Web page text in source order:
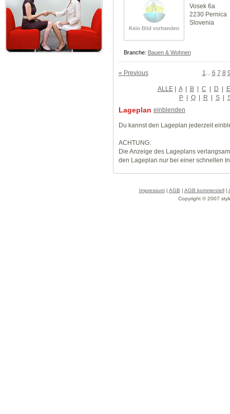
Vosek 6a
2230 Pernica
Slovenia
Branche: Bauen & Wohnen
« Previous 1 6 7 8
ALLE| A | B | C | D | E
P | Q | R | S |
Lageplan einblenden
Du kannst den Lageplan jederzeit
ACHTUNG:
Die Anzeige des Lageplans
den Lageplan nur bei einer schnellen
Impressum| AGB | AGB kommerziell|
Copyright © 2007